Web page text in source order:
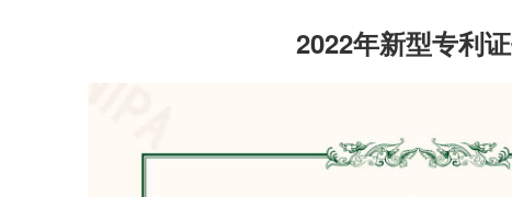
2022年新型专利